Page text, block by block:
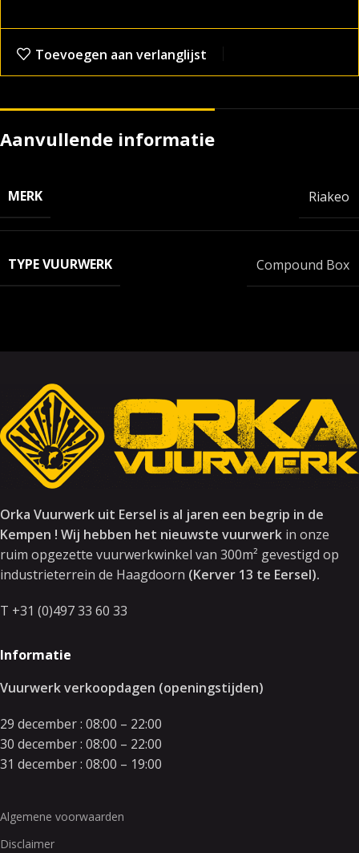
Toevoegen aan verlanglijst
Aanvullende informatie
MERK Riakeo
TYPE VUURWERK Compound Box
Orka Vuurwerk uit Eersel is al jaren een begrip in de
Kempen ! Wij hebben het nieuwste vuurwerk in onze
ruim opgezette vuurwerkwinkel van 300m² gevestigd op
industrieterrein de Haagdoorn (Kerver 13 te Eersel).
T +31 (0)497 33 60 33
Informatie
Vuurwerk verkoopdagen (openingstijden)
29 december : 08:00 – 22:00
30 december : 08:00 – 22:00
31 december : 08:00 – 19:00
Algemene voorwaarden
Disclaimer